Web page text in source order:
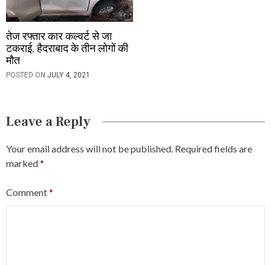
तेज रफ्तार कार कल्वर्ट से जा
टकराई, हैदराबाद के तीन लोगों की
मौत
POSTED ON JULY 4, 2021
Leave a Reply
Your email address will not be published. Required fields are
marked*
Comment*